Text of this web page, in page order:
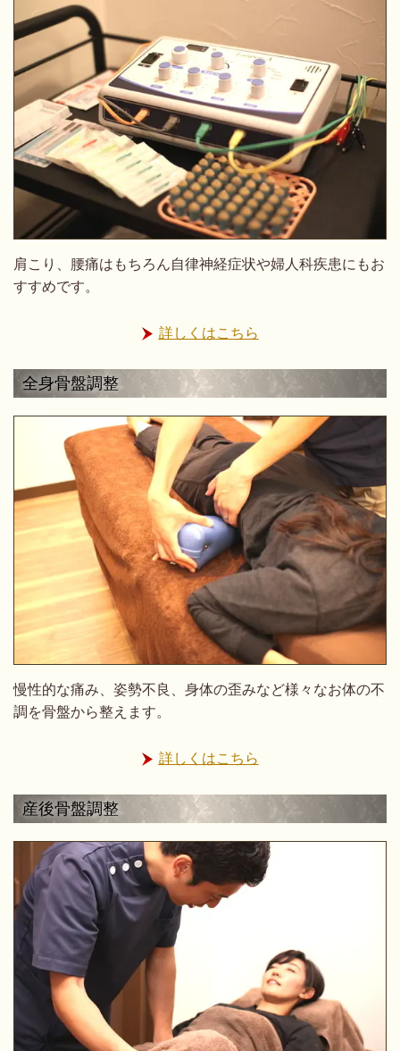
肩こり、腰痛はもちろん自律神経症状や婦人科疾患にもお
すすめです。
詳しくはこちら
全身骨盤調整
慢性的な痛み、姿勢不良、身体の歪みなど様々なお体の不
調を骨盤から整えます。
詳しくはこちら
産後骨盤調整